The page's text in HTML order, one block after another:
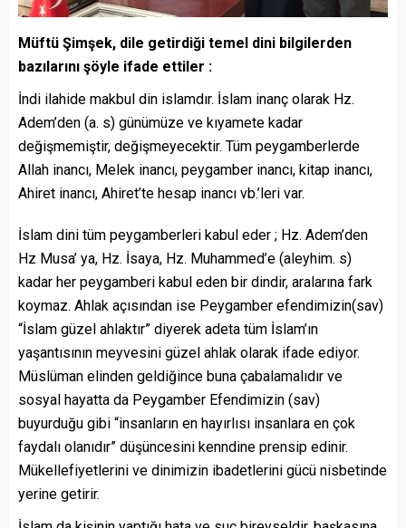
Müftü Şimşek, dile getirdiği temel dini bilgilerden
bazılarını şöyle ifade ettiler :
İndi ilahide makbul din islamdır. İslam inanç olarak Hz.
Adem’den (a. s) günümüze ve kıyamete kadar
değişmemiştir, değişmeyecektir. Tüm peygamberlerde
Allah inancı, Melek inancı, peygamber inancı, kitap inancı,
Ahiret inancı, Ahiret’te hesap inancı vb.’leri var.
İslam dini tüm peygamberleri kabul eder ; Hz. Adem’den
Hz Musa’ ya, Hz. İsaya, Hz. Muhammed’e (aleyhim. s)
kadar her peygamberi kabul eden bir dindir, aralarına fark
koymaz. Ahlak açısından ise Peygamber efendimizin(sav)
“İslam güzel ahlaktır” diyerek adeta tüm İslam’ın
yaşantısının meyvesini güzel ahlak olarak ifade ediyor.
Müslüman elinden geldiğince buna çabalamalıdır ve
sosyal hayatta da Peygamber Efendimizin (sav)
buyurduğu gibi “insanların en hayırlısı insanlara en çok
faydalı olanıdır” düşüncesini kenndine prensip edinir.
Mükellefiyetlerini ve dinimizin ibadetlerini gücü nisbetinde
yerine getirir.